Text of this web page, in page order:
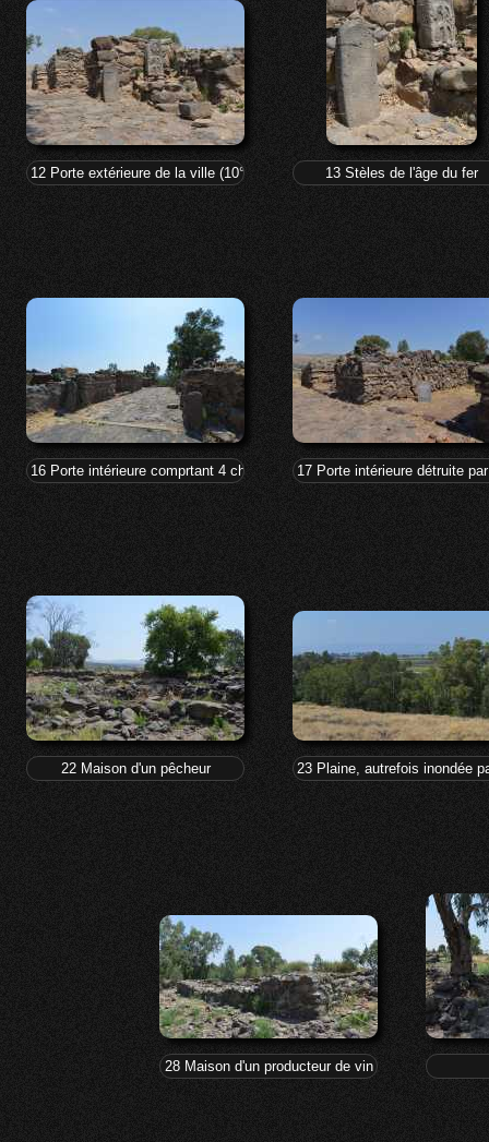
12 Porte extérieure de la ville (10°-8°s. BC) 13 Stèles de l'âge du fer
16 Porte intérieure comprtant 4 chambres, 2 de chaque côté
17 Porte intérieure détruite
22 Maison d'un pêcheur 23 Plaine, autrefois inondée
28 Maison d'un producteur de vin